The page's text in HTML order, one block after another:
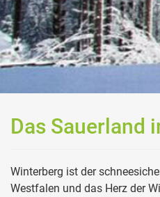
Das Sauerland
Winterberg ist der
Westfalen und das Herz der